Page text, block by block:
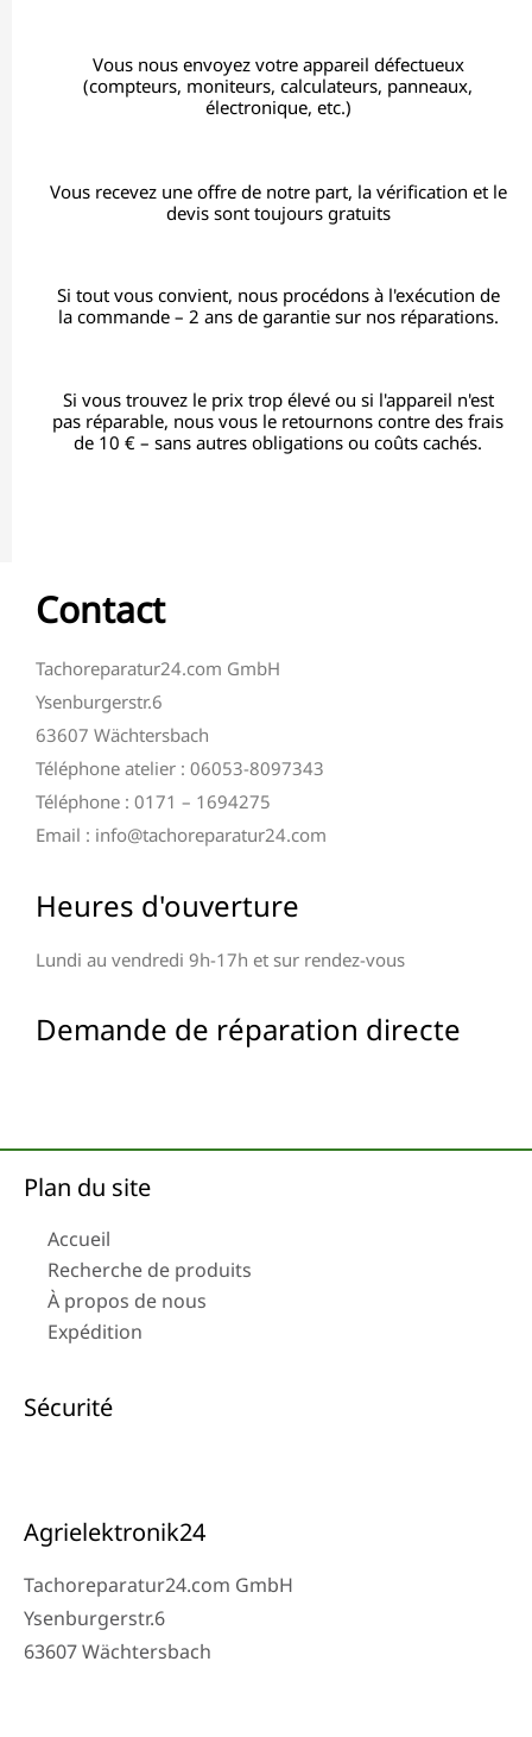
Vous nous envoyez votre appareil défectueux
(compteurs, moniteurs, calculateurs, panneaux,
électronique, etc.)
Vous recevez une offre de notre part, la vérification et le
devis sont toujours gratuits
Si tout vous convient, nous procédons à l'exécution de
la commande – 2 ans de garantie sur nos réparations.
Si vous trouvez le prix trop élevé ou si l'appareil n'est
pas réparable, nous vous le retournons contre des frais
de 10 € – sans autres obligations ou coûts cachés.
Contact
Tachoreparatur24.com GmbH
Ysenburgerstr.6
63607 Wächtersbach
Téléphone atelier : 06053-8097343
Téléphone : 0171 – 1694275
Email : info@tachoreparatur24.com
Heures d'ouverture
Lundi au vendredi 9h-17h et sur rendez-vous
Demande de réparation directe
Plan du site
Accueil
Recherche de produits
À propos de nous
Expédition
Sécurité
Agrielektronik24
Tachoreparatur24.com GmbH
Ysenburgerstr.6
63607 Wächtersbach